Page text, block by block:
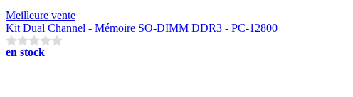
Meilleure vente
Kit Dual Channel - Mémoire SO-DIMM DDR3 - PC-12800
en stock